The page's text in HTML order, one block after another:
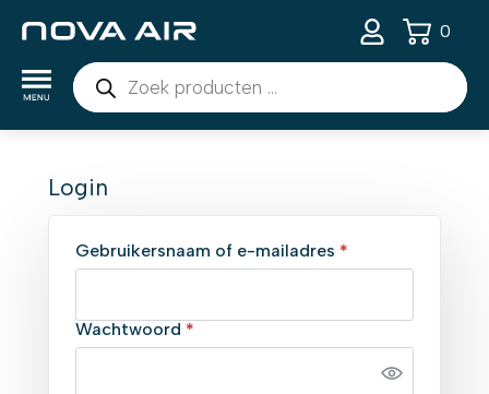
Producten
zoeken
0
Login
Gebruikersnaam of e-mailadres *
Wachtwoord *Vereist